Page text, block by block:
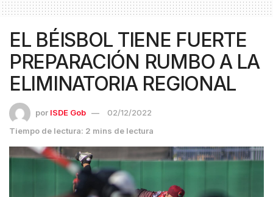
EL BÉISBOL TIENE FUERTE
PREPARACIÓN RUMBO A LA
ELIMINATORIA REGIONAL
por ISDE Gob
02/12/2022
Tiempo de lectura: 2 mins de lectura